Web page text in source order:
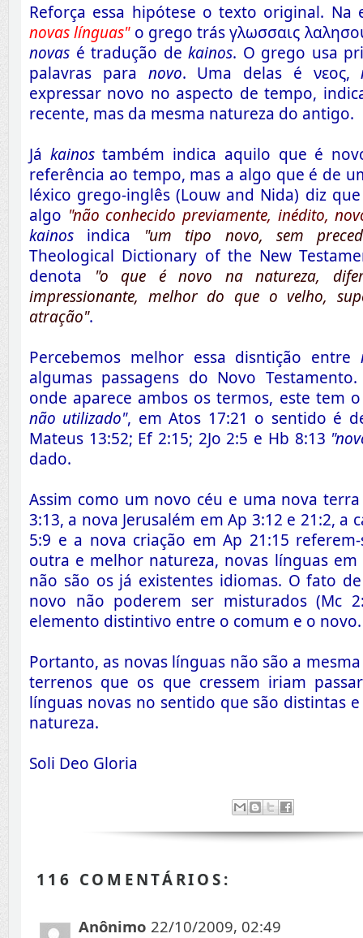
Reforça essa hipótese o texto original. Na
novas línguas"o grego trás γλωσσαις
novas é tradução dekainos. O grego usa
palavras para novo. Uma delas é νεος,
expressar novo no aspecto de tempo,
recente, mas da mesma natureza do antigo.
Já kainostambém indica aquilo que é
referência ao tempo, mas a algo que é de
léxico grego-inglês (Louw and Nida) diz
algo "não conhecido previamente, inédito,
kainos indica "um tipo novo, sem
Theological Dictionary of the New
denota "o que é novo na natureza,
impressionante, melhor do que o velho,
atração".
Percebemos melhor essa disntição entre
algumas passagens do Novo
onde aparece ambos os termos, este tem
não utilizado", em Atos 17:21 o sentido é
Mateus 13:52; Ef 2:15; 2Jo 2:5 e Hb 8:13
dado.
Assim como um novo céu e uma nova
3:13, a nova Jerusalém em Ap 3:12 e 21:2, a
5:9 e a nova criação em Ap 21:15
outra e melhor natureza, novas línguas em
não são os já existentes idiomas. O fato
novo não poderem ser misturados (Mc
elemento distintivo entre o comum e o novo.
Portanto, as novas línguas não são a
terrenos que os que cressem iriam
línguas novas no sentido que são distintas
natureza.
Soli Deo Gloria
116 COMENTÁRIOS:
Anônimo 22/10/2009, 02:49